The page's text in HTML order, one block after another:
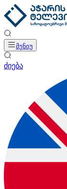
მენიუ
ძიება